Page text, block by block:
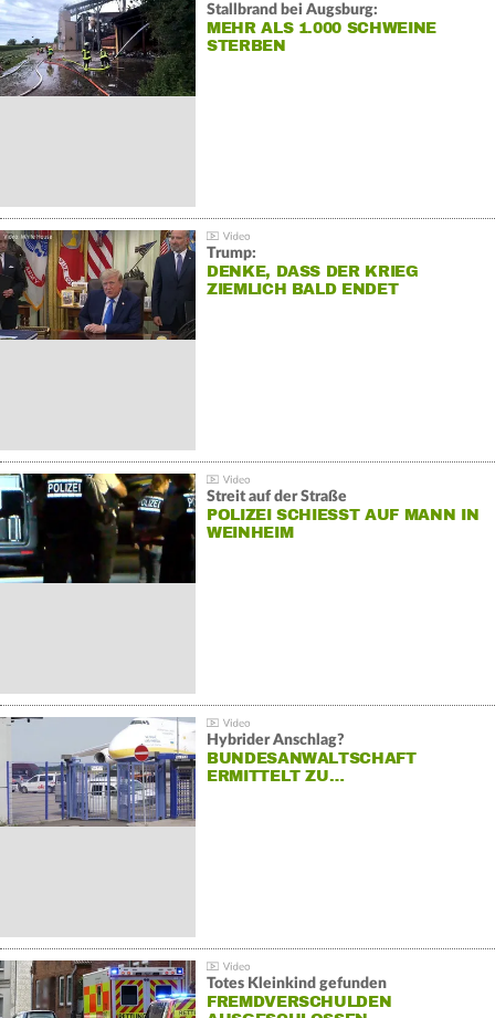
Stallbrand bei Augsburg:
MEHR ALS 1.000 SCHWEINE
STERBEN
Trump:
DENKE, DASS DER KRIEG
ZIEMLICH BALD ENDET
Streit auf der Straße
POLIZEI SCHIESST AUF MANN IN W
EINHEIM
Hybrider Anschlag?
BUNDESANWALTSCHAFT
ERMITTELT ZU…
Totes Kleinkind gefunden
FREMDVERSCHULDEN